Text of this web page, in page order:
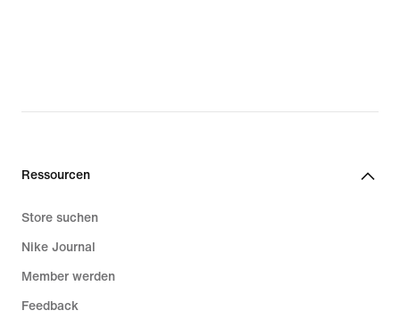
Ressourcen
Store suchen
Nike Journal
Member werden
Feedback